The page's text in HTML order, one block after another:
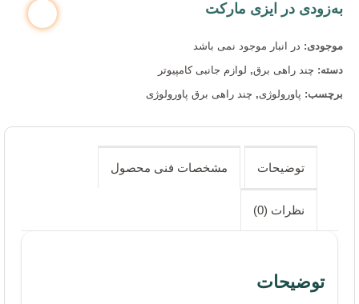
به‌زودی در ایزی مارکت
موجودی: در انبار موجود نمی باشد
دسته: چند راهی برق, لوازم جانبی کامپیوتر
برچسب: پاورولوژی, چند راهی برق پاورولوژی
توضیحات مشخصات فنی محصول
نظرات (0)
توضیحات